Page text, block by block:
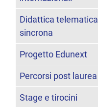
Didattica telematica
sincrona
Progetto Edunext
Percorsi post laurea
Stage e tirocini